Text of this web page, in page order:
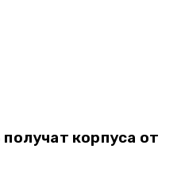
получат корпуса от